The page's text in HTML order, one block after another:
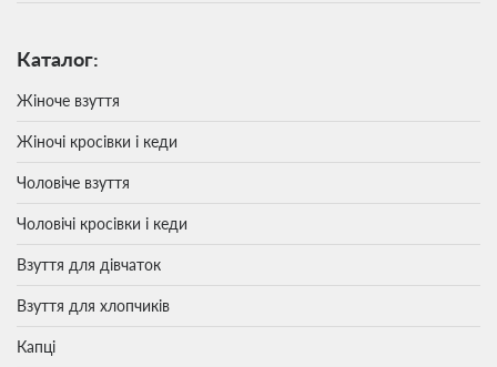
Каталог:
Жіноче взуття
Жіночі кросівки і кеди
Чоловіче взуття
Чоловічі кросівки і кеди
Взуття для дівчаток
Взуття для хлопчиків
Капці